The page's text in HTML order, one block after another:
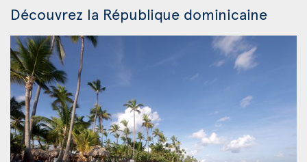
Découvrez la République dominicaine